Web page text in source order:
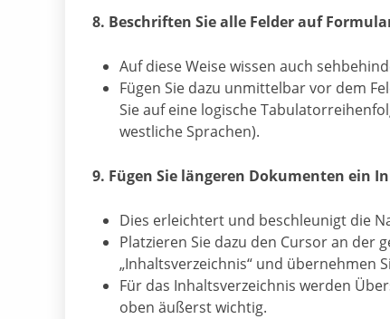
8. Beschriften Sie alle Felder auf
Auf diese Weise wissen auch
Fügen Sie dazu unmittelbar vor dem
Sie auf eine logische
westliche Sprachen).
9. Fügen Sie längeren Dokumenten ein
Dies erleichtert und beschleunigt die
Platzieren Sie dazu den Cursor an der
„Inhaltsverzeichnis“ und übernehmen
Für das Inhaltsverzeichnis werden
oben äußerst wichtig.